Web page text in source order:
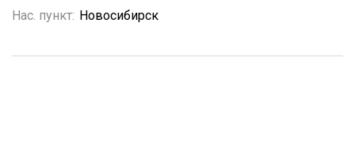
Нас. пункт: Новосибирск